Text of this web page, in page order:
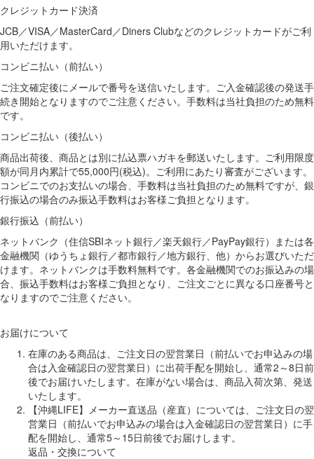
クレジットカード決済
JCB／VISA／MasterCard／Diners Clubなどのクレジットカードがご利
用いただけます。
コンビニ払い（前払い）
ご注文確定後にメールで番号を送信いたします。ご入金確認後の発送手
続き開始となりますのでご注意ください。手数料は当社負担のため無料
です。
コンビニ払い（後払い）
商品出荷後、商品とは別に払込票ハガキを郵送いたします。ご利用限度
額が同月内累計で55,000円(税込)。ご利用にあたり審査がございます。
コンビニでのお支払いの場合、手数料は当社負担のため無料ですが、銀
行振込の場合のみ振込手数料はお客様ご負担となります。
銀行振込（前払い）
ネットバンク（住信SBIネット銀行／楽天銀行／PayPay銀行）または各
金融機関（ゆうちょ銀行／都市銀行／地方銀行、他）からお選びいただ
けます。ネットバンクは手数料無料です。各金融機関でのお振込みの場
合、振込手数料はお客様ご負担となり、ご注文ごとに異なる口座番号と
なりますのでご注意ください。
お届けについて
在庫のある商品は、ご注文日の翌営業日（前払いでお申込みの場
合は入金確認日の翌営業日）に出荷手配を開始し、通常2～8日前
後でお届けいたします。在庫がない場合は、商品入荷次第、発送
いたします。
【沖縄LIFE】メーカー直送品（産直）については、ご注文日の翌
営業日（前払いでお申込みの場合は入金確認日の翌営業日）に手
配を開始し、通常5～15日前後でお届けします。
返品・交換について